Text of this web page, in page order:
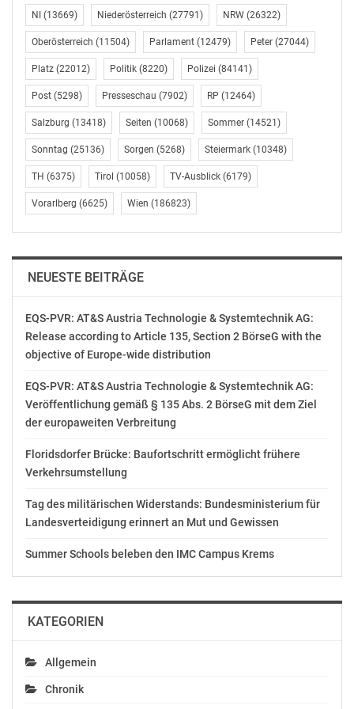
MEHR KOOPERATION & ERHALT DER
SELBSTSTÄNDIGKEIT
„Mit dem Zeichnen der Anteile i. d. H. von 1 Mio. Euro
an der RWA gehen wir als RLS GmbH einen Schritt in
dieser Partnerschaft. Außerdem werden wir auf
Projektebene noch intensiver zusammenarbeiten als
bisher. Wichtig ist aber auch, dass die RLS ihre
Eigenständigkeit behält und weiterhin als selbstständige
Einkaufsorganisation am Markt agiert“, betont Anna
Doblhofer-Bachleitner (Mitglied der Geschäftsleitung im
Im täglichen Arbeiten wird sich für die rund 700
nichts verändern. Prozesse, Strukturen und Abteilungen
bleiben gleich. „Dennoch macht eine verstärkte
Kooperation aktuell mehr Sinn denn je. Die Zeiten im
neue Synergien und Partnerschaften, um langfristig
wettbewerbsfähig zu bleiben“, betont Martin Schiller,
der gemeinsam mit Ilona Thape und Wolfgang
Schröcker die Geschäftsführung der RLS bildet.
gemeinsamer genossenschaftlicher Werte. Ziel ist es,
die Marke Lagerhaus in ganz Österreich weiter zu
stärken und die vorhandenen Stärken und
GEMEINSAM CHANCEN NUTZEN
In den kommenden Monaten werden beide
Unternehmen prüfen, in welchen Bereichen eine
NI (13669) Niederösterreich (27791) NRW (26322)
Oberösterreich (11504) Parlament (12479) Peter (27044)
Platz (22012) Politik (8220) Polizei (84141)
Post (5298) Presseschau (7902) RP (12464)
Salzburg (13418) Seiten (10068) Sommer (14521)
Sonntag (25136) Sorgen (5268) Steiermark (10348)
TH (6375) Tirol (10058) TV-Ausblick (6179)
Vorarlberg (6625) Wien (186823)
NEUESTE BEITRÄGE
EQS-PVR: AT&S Austria Technologie & Systemtechnik AG:
Release according to Article 135, Section 2 BörseG with the
objective of Europe-wide distribution
EQS-PVR: AT&S Austria Technologie & Systemtechnik AG:
Veröffentlichung gemäß § 135 Abs. 2 BörseG mit dem Ziel
der europaweiten Verbreitung
Floridsdorfer Brücke: Baufortschritt ermöglicht frühere
Verkehrsumstellung
Tag des militärischen Widerstands: Bundesministerium für
Landesverteidigung erinnert an Mut und Gewissen
Summer Schools beleben den IMC Campus Krems
KATEGORIEN
Allgemein
Chronik